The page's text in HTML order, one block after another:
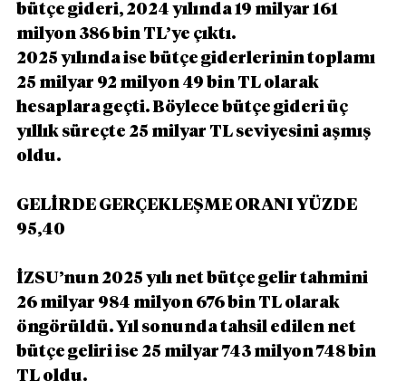
bütçe gideri, 2024 yılında 19 milyar 161
milyon 386 bin TL’ye çıktı.
2025 yılında ise bütçe giderlerinin toplamı
25 milyar 92 milyon 49 bin TL olarak
hesaplara geçti. Böylece bütçe gideri üç
yıllık süreçte 25 milyar TL seviyesini aşmış
oldu.
GELİRDE GERÇEKLEŞME ORANI YÜZDE
95,40
İZSU’nun 2025 yılı net bütçe gelir tahmini
26 milyar 984 milyon 676 bin TL olarak
öngörüldü. Yıl sonunda tahsil edilen net
bütçe geliri ise 25 milyar 743 milyon 748 bin
TL oldu.